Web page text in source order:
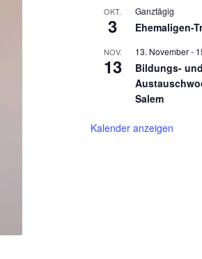
OKT.
3
Ganztägig
Ehemaligen-
NOV.
13
13. November-
Bildungs- und
Salem
Kalender anzeigen